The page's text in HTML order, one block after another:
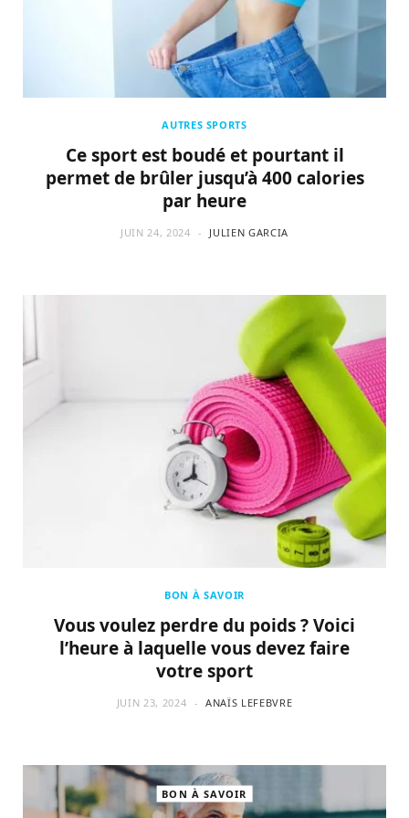
AUTRES SPORTS
Ce sport est boudé et pourtant il
permet de brûler jusqu’à 400 calories
par heure
JUIN 24, 2024 JULIEN GARCIA
BON À SAVOIR
Vous voulez perdre du poids ? Voici
l’heure à laquelle vous devez faire
votre sport
JUIN 23, 2024 ANAÏS LEFEBVRE
BON À SAVOIR